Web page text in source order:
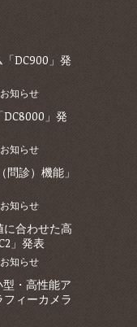
DC900」発
知らせ
」発
知らせ
問診）機能」
知らせ
合わせた高
」発表
知らせ
・高性能ア
ィーカメラ